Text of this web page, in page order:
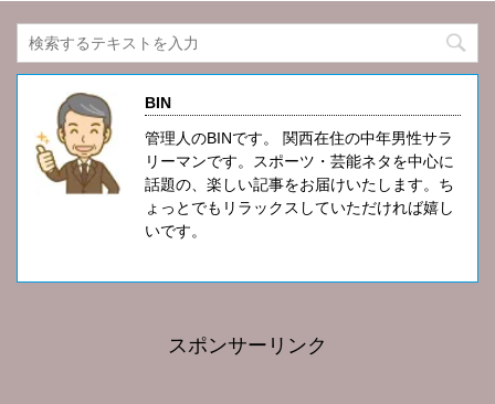
BIN
管理人のBINです。 関西在住の中年男性サラ
リーマンです。スポーツ・芸能ネタを中心に
話題の、楽しい記事をお届けいたします。ち
ょっとでもリラックスしていただければ嬉し
いです。
スポンサーリンク